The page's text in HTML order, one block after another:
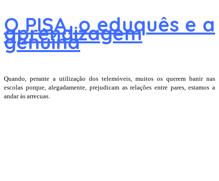
O PISA, o eduquês e a
aprendizagem
genuína
Quando, perante a utilização dos telemóveis, muitos os querem banir nas
escolas porque, alegadamente, prejudicam as relações entre pares, estamos a
andar às arrecuas.